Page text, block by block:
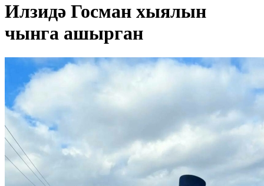
Илзидә Госман хыялын
чынга ашырган